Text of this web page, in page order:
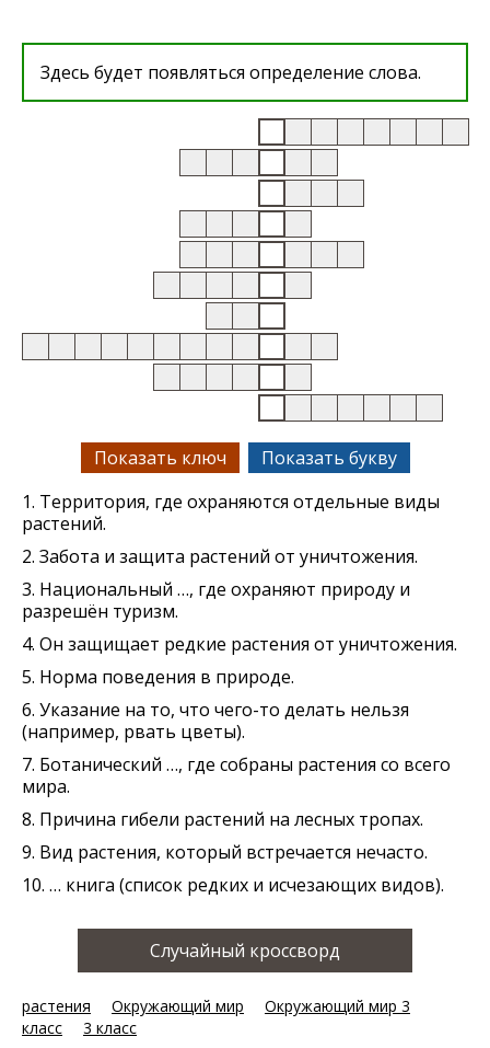
Здесь будет появляться определение слова.
Показать ключ
Показать букву
1. Территория, где охраняются отдельные виды
растений.
2. Забота и защита растений от уничтожения.
3. Национальный …, где охраняют природу и
разрешён туризм.
4. Он защищает редкие растения от уничтожения.
5. Норма поведения в природе.
6. Указание на то, что чего-то делать нельзя
(например, рвать цветы).
7. Ботанический …, где собраны растения со всего
мира.
8. Причина гибели растений на лесных тропах.
9. Вид растения, который встречается нечасто.
10. … книга (список редких и исчезающих видов).
Случайный кроссворд
растения Окружающий мир
Окружающий мир 3
класс
3 класс